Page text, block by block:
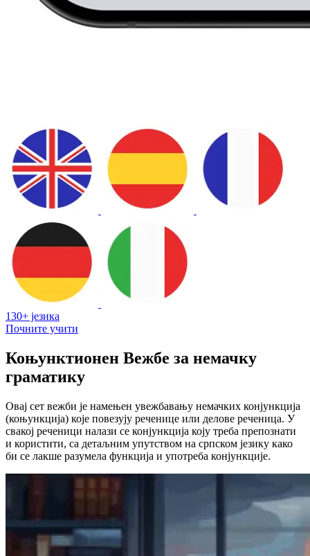
130+ језика
Почните учити
Коњунктионен Вежбе за немачку
граматику
Овај сет вежби је намењен увежбавању немачких конјункција
(коњункција) које повезују реченице или делове реченица. У
свакој реченици налази се конјункција коју треба препознати
и користити, са детаљним упутством на српском језику како
би се лакше разумела функција и употреба конјункције.